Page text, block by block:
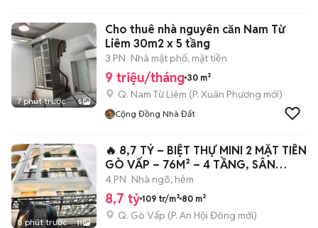
7 phút trước 5
Cho thuê nhà nguyên căn Nam Từ
Liêm 30m2 x 5 tầng
3 PN Nhà mặt phố, mặt tiền
9 triệu/tháng 30 m²
Q. Nam Từ Liêm (P. Xuân Phương mới)
Cộng Đồng Nhà Đất
8 phút trước 11
🔥 8,7 TỶ – BIỆT THỰ MINI 2 MẶT TIỀN
GÒ VẤP – 76M² – 4 TẦNG, SÂN
VƯỜN +
4 PN Nhà ngõ, hẻm
8,7 tỷ 109 tr/m² 80 m²
Q. Gò Vấp (P. An Hội Đông mới)